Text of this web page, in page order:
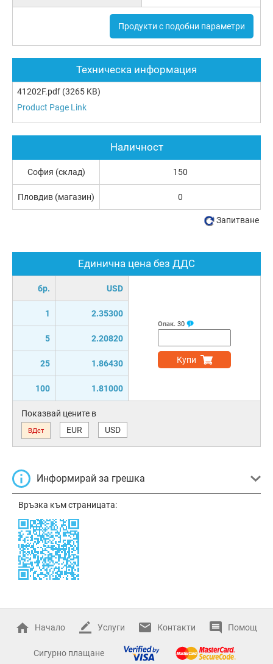
Продукти с подобни параметри
Техническа информация
41202F.pdf (3265 KB)
Product Page Link
Единична цена без ДДС
бр. USD
1 2.35300
5 2.20820
25 1.86430
100 1.81000
Опак. 30
Купи
Показвай цените в
ВДст EUR USD
Информирай за грешка
Връзка към страницата:
Наличност
София (склад) 150
Пловдив (магазин) 0
Запитване
Начало Услуги Контакти Помощ
Сигурно плащане